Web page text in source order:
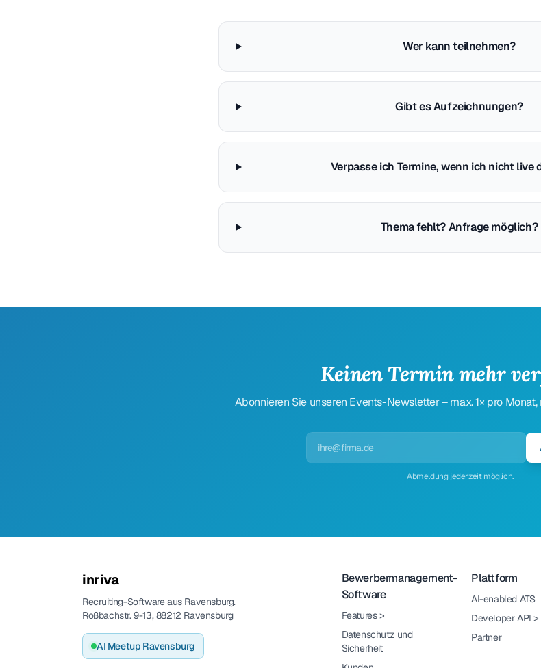
Wer kann teilnehmen?
Gibt es Aufzeichnungen?
Verpasse ich Termine, wenn ich nicht live
Thema fehlt? Anfrage möglich?
Keinen Termin mehr
Abonnieren Sie unseren Events-Newsletter – max. 1× pro
Abmeldung jederzeit möglich.
inriva
Recruiting-Software aus Ravensburg.
Roßbachstr. 9-13, 88212 Ravensburg
AI Meetup Ravensburg
Bewerbermanagement-
Software
Features>
Datenschutz und
Sicherheit
Plattform
AI-enabled ATS
Developer API >
Partner